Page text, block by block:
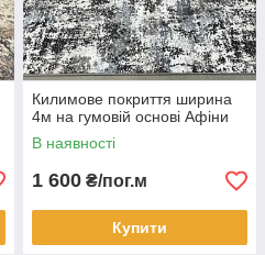
Килимове покриття ширина
4м на гумовій основі Афіни
В наявності
1 600 ₴/пог.м
Купити